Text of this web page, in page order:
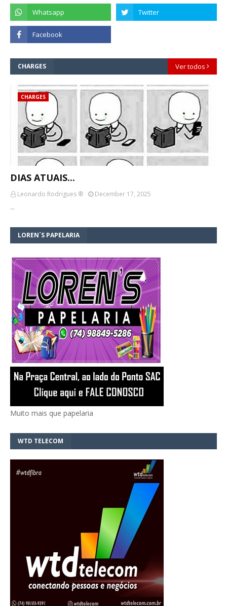
CHARGES Ver todos
CHARGES
DIAS ATUAIS...
Leonardo Rodrigues ®
December 17, 2025
…
LOREN´S PAPELARIA
Muito mais que papelaria
WTD TELECOM